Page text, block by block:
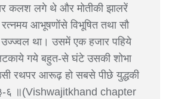
कलश लगे थे और मोतीकी झालरें
आभूषणोंसे विभूषित तथा सौ
था। उसमें एक हजार पहिये
गये बहुत-से घंटे उसकी शोभा
रथपर आरूढ़ हो सबसे पीछे युद्धकी
६ ॥(Vishwajitkhand chapter